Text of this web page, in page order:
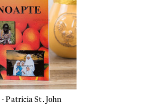
Patricia St. John